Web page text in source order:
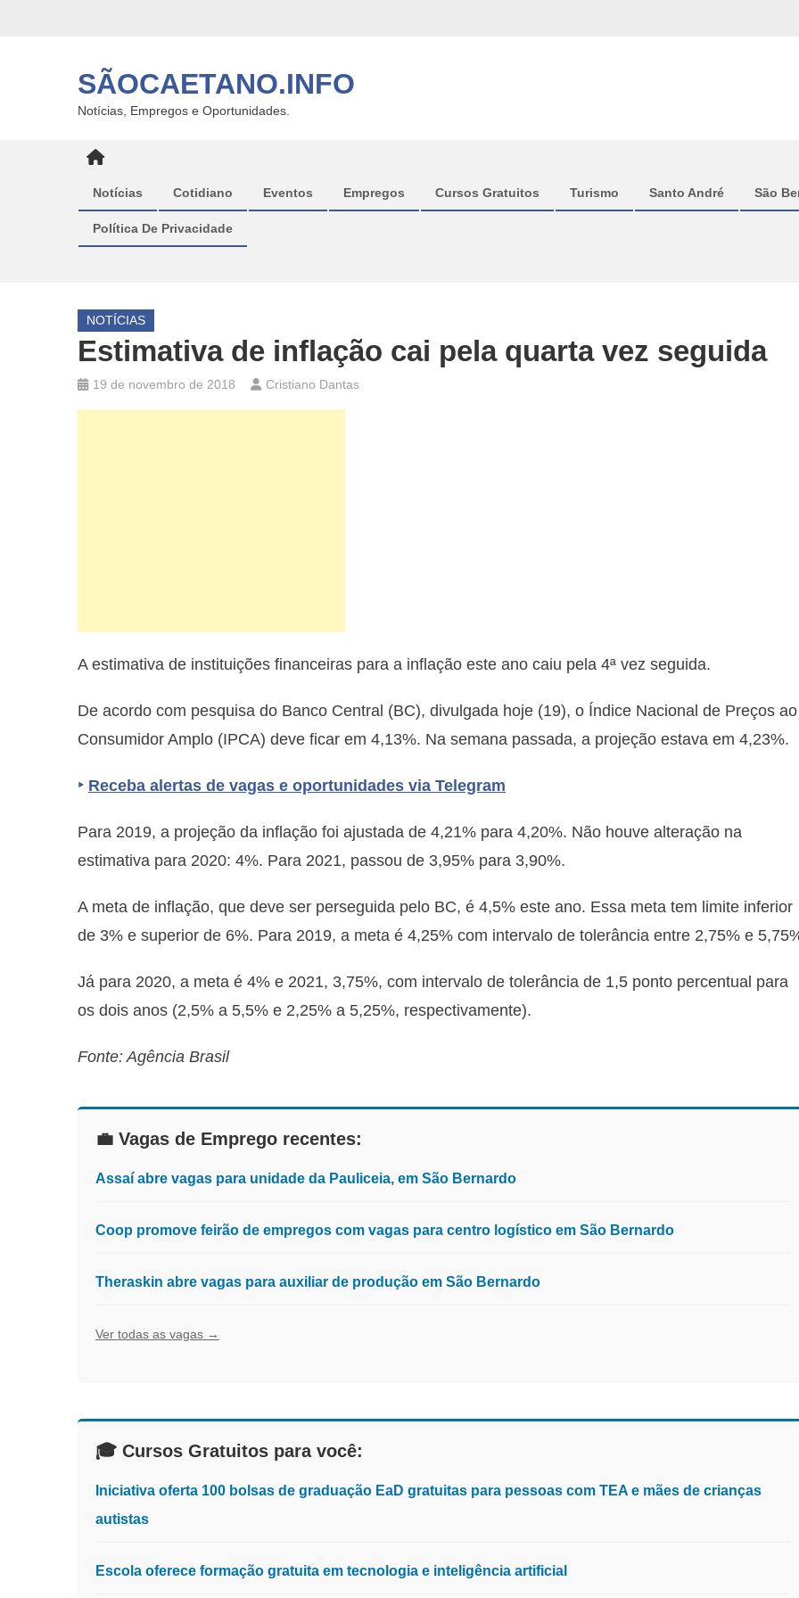
SÃOCAETANO.INFO
Notícias, Empregos e Oportunidades.
Notícias Cotidiano Eventos Empregos Cursos Gratuitos Turismo Santo André São
Política De Privacidade
NOTÍCIAS
Estimativa de inflação cai pela quarta vez seguida
19 de novembro de 2018 Cristiano Dantas
A estimativa de instituições financeiras para a inflação este ano caiu pela 4ª vez seguida.
De acordo com pesquisa do Banco Central (BC), divulgada hoje (19), o Índice Nacional de Preços ao
Consumidor Amplo (IPCA) deve ficar em 4,13%. Na semana passada, a projeção estava em 4,23%.
‣ Receba alertas de vagas e oportunidades via Telegram
Para 2019, a projeção da inflação foi ajustada de 4,21% para 4,20%. Não houve alteração na
estimativa para 2020: 4%. Para 2021, passou de 3,95% para 3,90%.
A meta de inflação, que deve ser perseguida pelo BC, é 4,5% este ano. Essa meta tem limite inferior
de 3% e superior de 6%. Para 2019, a meta é 4,25% com intervalo de tolerância entre 2,75% e
Já para 2020, a meta é 4% e 2021, 3,75%, com intervalo de tolerância de 1,5 ponto percentual para
os dois anos (2,5% a 5,5% e 2,25% a 5,25%, respectivamente).
Fonte: Agência Brasil
💼 Vagas de Emprego recentes:
Assaí abre vagas para unidade da Pauliceia, em São Bernardo
Coop promove feirão de empregos com vagas para centro logístico em São Bernardo
Theraskin abre vagas para auxiliar de produção em São Bernardo
Ver todas as vagas →
🎓 Cursos Gratuitos para você:
Iniciativa oferta 100 bolsas de graduação EaD gratuitas para pessoas com TEA e mães de crianças
autistas
Escola oferece formação gratuita em tecnologia e inteligência artificial